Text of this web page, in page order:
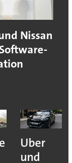
Nissan
Uber
und